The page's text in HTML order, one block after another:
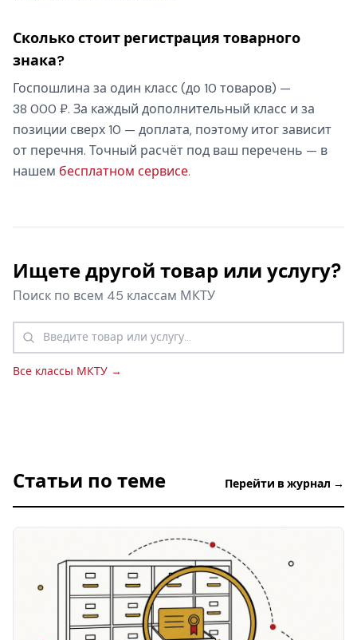
Сколько стоит регистрация товарного
знака?
Госпошлина за один класс (до 10 товаров) —
38 000 ₽. За каждый дополнительный класс и за
позиции сверх 10 — доплата, поэтому итог зависит
от перечня. Точный расчёт под ваш перечень — в
нашем бесплатном сервисе.
Ищете другой товар или услугу?
Поиск по всем 45 классам МКТУ
Все классы МКТУ →
Статьи по теме Перейти в журнал →